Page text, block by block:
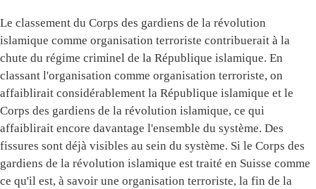
Le classement du Corps des gardiens de la révolution
islamique comme organisation terroriste contribuerait à la
chute du régime criminel de la République islamique. En
classant l'organisation comme organisation terroriste, on
affaiblirait considérablement la République islamique et le
Corps des gardiens de la révolution islamique, ce qui
affaiblirait encore davantage l'ensemble du système. Des
fissures sont déjà visibles au sein du système. Si le Corps des
gardiens de la révolution islamique est traité en Suisse comme
ce qu'il est, à savoir une organisation terroriste, la fin de la